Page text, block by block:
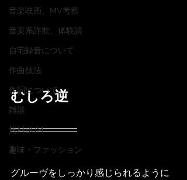
音楽映画、MV考察
音楽系詐欺、体験談
自宅録音について
作曲技法
作詞について
雑談
無料BGM
趣味・ファッション
むしろ逆
グルーヴをしっかり感じられるように